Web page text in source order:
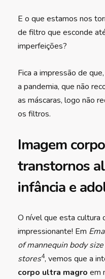
E o que estamos nos
de filtro que esconde
imperfeições?
Fica a impressão de
a pandemia, que não
as máscaras, logo não
os filtros.
Imagem
transtornos
infância e
O nível que esta cultura
impressionante! Em
of mannequin body
stores4, vemos que a
corpo ultra magro em